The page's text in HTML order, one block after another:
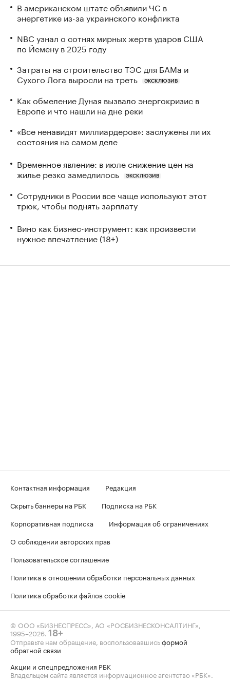
В американском штате объявили ЧС в
энергетике из-за украинского конфликта
NBC узнал о сотнях мирных жертв ударов США
по Йемену в 2025 году
Затраты на строительство ТЭС для БАМа и
Сухого Лога выросли на треть
ЭКСКЛЮЗИВ
Как обмеление Дуная вызвало энергокризис в
Европе и что нашли на дне реки
«Все ненавидят миллиардеров»: заслужены ли их
состояния на самом деле
Временное явление: в июле снижение цен на
жилье резко замедлилось
ЭКСКЛЮЗИВ
Сотрудники в России все чаще используют этот
трюк, чтобы поднять зарплату
Вино как бизнес-инструмент: как произвести
нужное впечатление (18+)
Контактная информация
Редакция
Скрыть баннеры на РБК
Подписка на РБК
Корпоративная подписка
Информация об ограничениях
О соблюдении авторских прав
Пользовательское соглашение
Политика в отношении обработки персональных данных
Политика обработки файлов cookie
© ООО «БИЗНЕСПРЕСС», АО «РОСБИЗНЕСКОНСАЛТИНГ»,
1995–2026 18+
Отправьте нам обращение, воспользовавшисьформой
обратной связи
Акции и спецпредложения РБК
Владельцем сайта является информационное агентство «РБК».